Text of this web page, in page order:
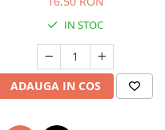
IN STOC
ADAUGA IN COS